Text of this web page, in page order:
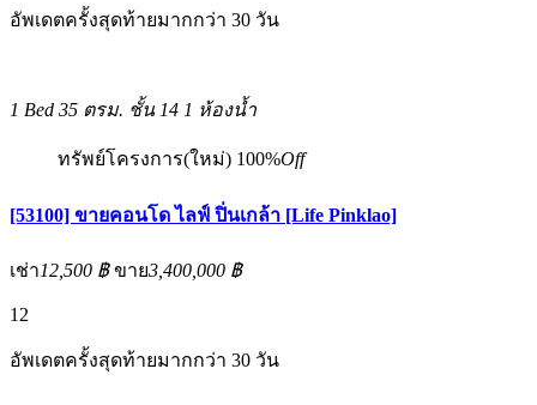
อัพเดตครั้งสุดท้ายมากกว่า 30 วัน
1 Bed 35 ตรม. ชั้น 14 1 ห้องน้ำ
ทรัพย์โครงการ(ใหม่) 100%Off
[53100] ขายคอนโด ไลฟ์ ปิ่นเกล้า [Life Pinklao]
เช่า12,500 ฿ ขาย3,400,000 ฿
12
อัพเดตครั้งสุดท้ายมากกว่า 30 วัน